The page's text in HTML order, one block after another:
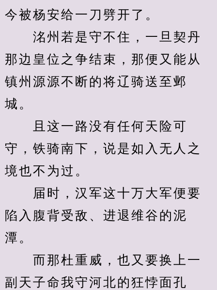
今被杨安给一刀劈开了。
洺州若是守不住，一旦契丹
那边皇位之争结束，那便又能从
镇州源源不断的将辽骑送至邺
城。
且这一路没有任何天险可
守，铁骑南下，说是如入无人之
境也不为过。
届时，汉军这十万大军便要
陷入腹背受敌、进退维谷的泥
潭。
而那杜重威，也又要换上一
副天子命我守河北的狂悖面孔